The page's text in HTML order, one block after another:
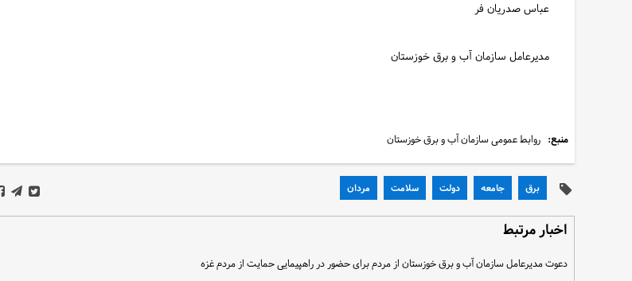
عباس صدریان فر
مدیرعامل سازمان آب و برق خوزستان
منبع: روابط عمومی سازمان آب و برق خوزستان
برق جامعه دولت سلامت مردان
اخبار مرتبط
دعوت مدیرعامل سازمان آب و برق خوزستان از مردم برای حضور در راهپیمایی حمایت از مردم غزه